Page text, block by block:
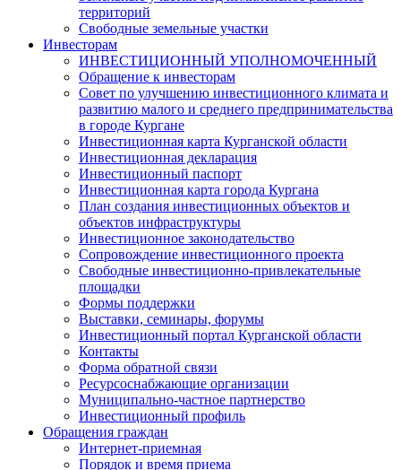
территорий
Свободные земельные участки
Инвесторам
ИНВЕСТИЦИОННЫЙ УПОЛНОМОЧЕННЫЙ
Обращение к инвесторам
Совет по улучшению инвестиционного климата и
развитию малого и среднего предпринимательства
в городе Кургане
Инвестиционная карта Курганской области
Инвестиционная декларация
Инвестиционный паспорт
Инвестиционная карта города Кургана
План создания инвестиционных объектов и
объектов инфраструктуры
Инвестиционное законодательство
Сопровождение инвестиционного проекта
Свободные инвестиционно-привлекательные
площадки
Формы поддержки
Выставки, семинары, форумы
Инвестиционный портал Курганской области
Контакты
Форма обратной связи
Ресурсоснабжающие организации
Муниципально-частное партнерство
Инвестиционный профиль
Обращения граждан
Интернет-приемная
Порядок и время приема